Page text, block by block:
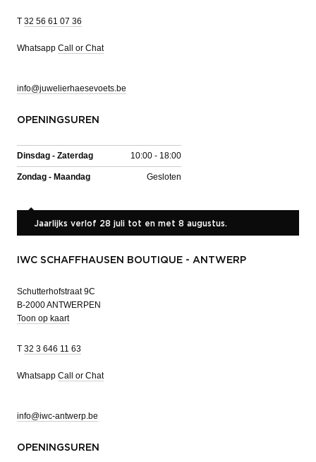
T 32 56 61 07 36
Whatsapp Call or Chat
info@juwelierhaesevoets.be
OPENINGSUREN
Dinsdag - Zaterdag 10:00 - 18:00
Zondag - Maandag Gesloten
Jaarlijks verlof 28 juli tot en met 8 augustus.
IWC SCHAFFHAUSEN BOUTIQUE - ANTWERP
Schutterhofstraat 9C
B-2000 ANTWERPEN
Toon op kaart
T 32 3 646 11 63
Whatsapp Call or Chat
info@iwc-antwerp.be
OPENINGSUREN